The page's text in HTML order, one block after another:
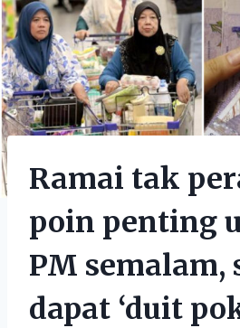
Ramai tak
poin penting
PM semalam,
dapat ‘duit